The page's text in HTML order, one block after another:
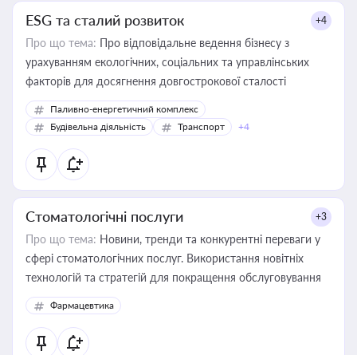
ESG та сталий розвиток +4
Про що тема: Про відповідальне ведення бізнесу з
урахуванням екологічних, соціальних та управлінських
факторів для досягнення довгострокової сталості
Паливно-енергетичний комплекс
Будівельна діяльність
Транспорт +4
Стоматологічні послуги +3
Про що тема: Новини, тренди та конкурентні переваги у
сфері стоматологічних послуг. Використання новітніх
технологій та стратегій для покращення обслуговування
Фармацевтика